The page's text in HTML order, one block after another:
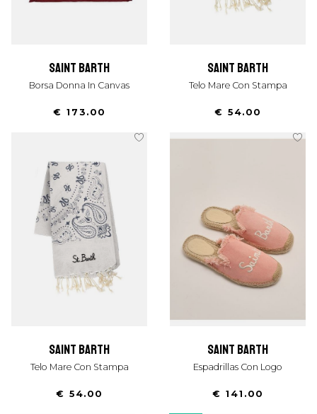
saint barth
Borsa Donna In Canvas
€ 173.00
saint barth
Telo Mare Con Stampa
€ 54.00
saint barth
Telo Mare Con Stampa
€ 54.00
saint barth
Espadrillas Con Logo
€ 141.00